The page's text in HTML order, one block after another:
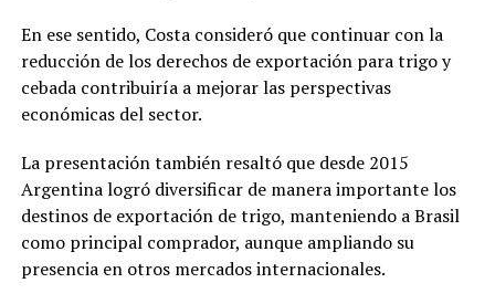
En ese sentido, Costa consideró que continuar con la
reducción de los derechos de exportación para trigo y
cebada contribuiría a mejorar las perspectivas
económicas del sector.
La presentación también resaltó que desde 2015
Argentina logró diversificar de manera importante los
destinos de exportación de trigo, manteniendo a Brasil
como principal comprador, aunque ampliando su
presencia en otros mercados internacionales.